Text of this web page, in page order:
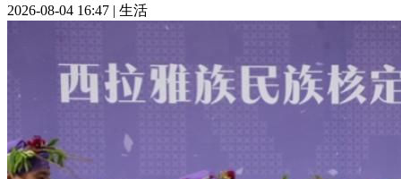
2026-08-04 16:47 | 生活